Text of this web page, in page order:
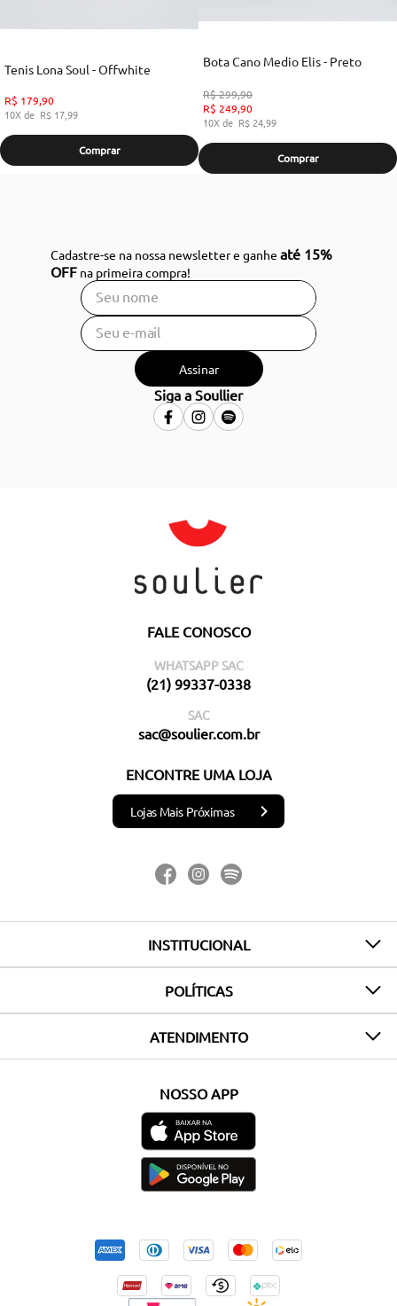
Tenis Lona Soul - Offwhite
R$ 179,90
10
R$ 17,99
Comprar
Bota Cano Medio Elis - Preto
R$299,90
R$ 249,90
10
R$ 24,99
Comprar
Cadastre-se na nossa newsletter e ganheaté 15%
OFF na primeira compra!
Assinar
Siga a Soullier
FALE CONOSCO
WHATSAPP SAC
(21) 99337-0338
SAC
sac@soulier.com.br
ENCONTRE UMA LOJA
Lojas Mais Próximas
INSTITUCIONAL
POLÍTICAS
ATENDIMENTO
NOSSO APP